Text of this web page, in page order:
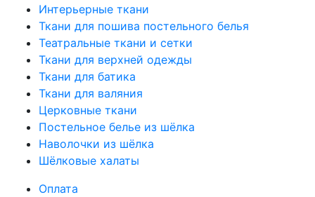
Интерьерные ткани
Ткани для пошива постельного белья
Театральные ткани и сетки
Ткани для верхней одежды
Ткани для батика
Ткани для валяния
Церковные ткани
Постельное белье из шёлка
Наволочки из шёлка
Шёлковые халаты
Оплата